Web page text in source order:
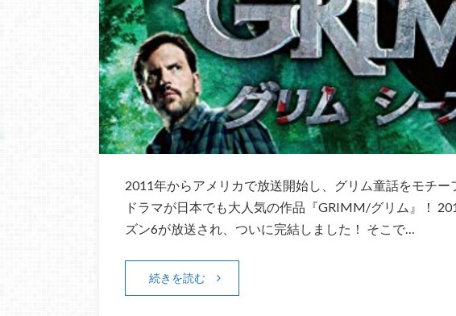
2011年からアメリカで放送開始し、グリム童話をモチ
ドラマが日本でも大人気の作品『GRIMM/グリム』！
ズン6が放送され、ついに完結しました！ そこで…
続きを読む